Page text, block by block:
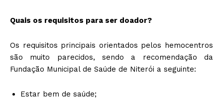
Quais os requisitos para ser doador?
Os requisitos principais orientados pelos hemocentros
são muito parecidos, sendo a recomendação da
Fundação Municipal de Saúde de Niterói a seguinte:
Estar bem de saúde;